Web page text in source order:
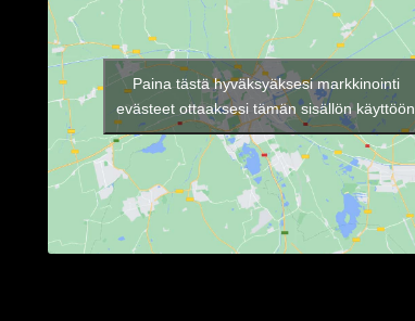
Paina tästä hyväksyäksesi markkinointi
evästeet ottaaksesi tämän sisällön käyttöön